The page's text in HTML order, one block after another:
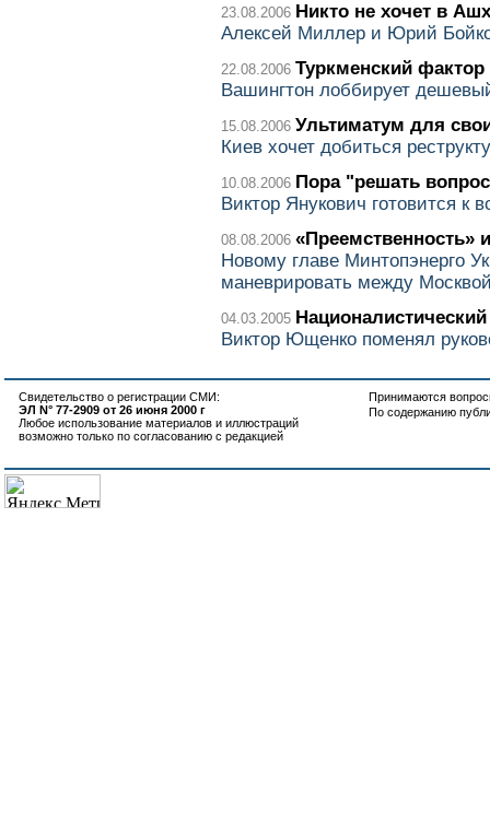
23.08.2006 Никто не хочет в
Алексей Миллер и Юрий
22.08.2006 Туркменский
Вашингтон лоббирует
15.08.2006 Ультиматум для
Киев хочет добиться
10.08.2006 Пора "решать
Виктор Янукович готовится
08.08.2006 «Преемственность»
Новому главе Минтопэнерго
маневрировать между
04.03.2005 Националистический
Виктор Ющенко поменял
Свидетельство о регистрации СМИ:
ЭЛ N° 77-2909 от 26 июня 2000 г
Любое использование материалов и иллюстраций
возможно только по согласованию с редакцией
Принимаются
По содержанию